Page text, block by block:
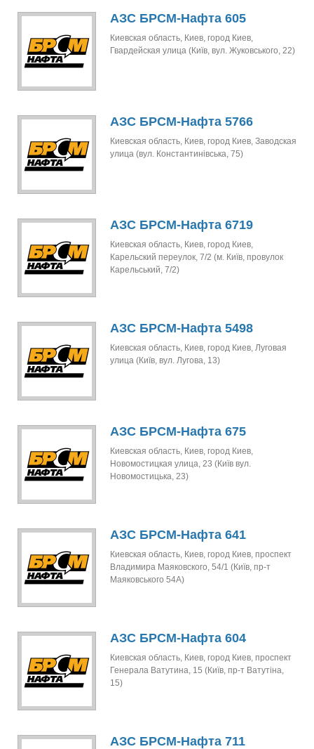
АЗС БРСМ-Нафта 605
Киевская область, Киев, город Киев,
Гвардейская улица (Київ, вул. Жуковського, 22)
АЗС БРСМ-Нафта 5766
Киевская область, Киев, город Киев, Заводская
улица (вул. Константинівська, 75)
АЗС БРСМ-Нафта 6719
Киевская область, Киев, город Киев,
Карельский переулок, 7/2 (м. Київ, провулок
Карельський, 7/2)
АЗС БРСМ-Нафта 5498
Киевская область, Киев, город Киев, Луговая
улица (Київ, вул. Лугова, 13)
АЗС БРСМ-Нафта 675
Киевская область, Киев, город Киев,
Новомостицкая улица, 23 (Київ вул.
Новомостицька, 23)
АЗС БРСМ-Нафта 641
Киевская область, Киев, город Киев, проспект
Владимира Маяковского, 54/1 (Київ, пр-т
Маяковського 54А)
АЗС БРСМ-Нафта 604
Киевская область, Киев, город Киев, проспект
Генерала Ватутина, 15 (Київ, пр-т Ватутіна,
15)
АЗС БРСМ-Нафта 711